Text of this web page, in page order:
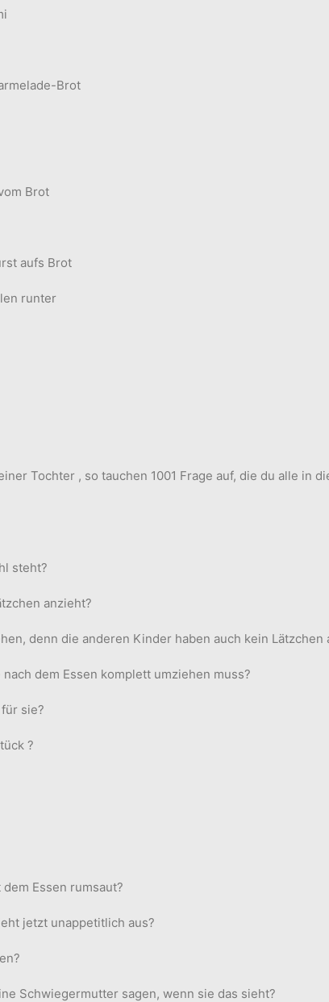
Brot
Brot
aufs Brot
runter
Tochter , so tauchen 1001 Frage auf, die du alle in
steht?
anzieht?
denn die anderen Kinder haben auch kein Lätzchen
dem Essen komplett umziehen muss?
sie?
?
Essen rumsaut?
jetzt unappetitlich aus?
Schwiegermutter sagen, wenn sie das sieht?